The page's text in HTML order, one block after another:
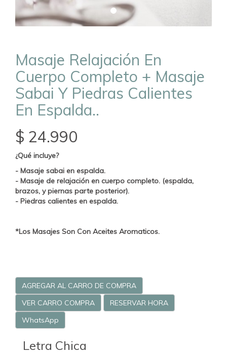
Masaje Relajación En
Cuerpo Completo + Masaje
Sabai Y Piedras Calientes
En Espalda..
$ 24.990
¿Qué incluye?
- Masaje sabai en espalda.
- Masaje de relajación en cuerpo completo. (espalda,
brazos, y piernas parte posterior).
- Piedras calientes en espalda.
*Los Masajes Son Con Aceites Aromaticos.
AGREGAR AL CARRO DE COMPRA
VER CARRO COMPRA
RESERVAR HORA
WhatsApp
Letra Chica